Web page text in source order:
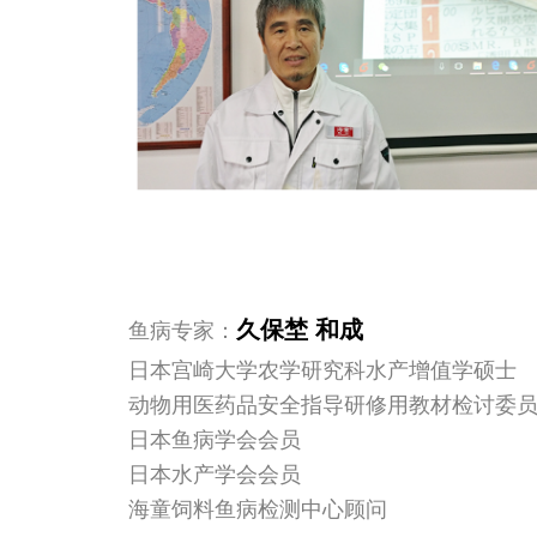
鱼病专家： 久保埜 和成
日本宫崎大学农学研究科水产增值学硕士
动物用医药品安全指导研修用教材检讨委员
日本鱼病学会会员
日本水产学会会员
海童饲料鱼病检测中心顾问